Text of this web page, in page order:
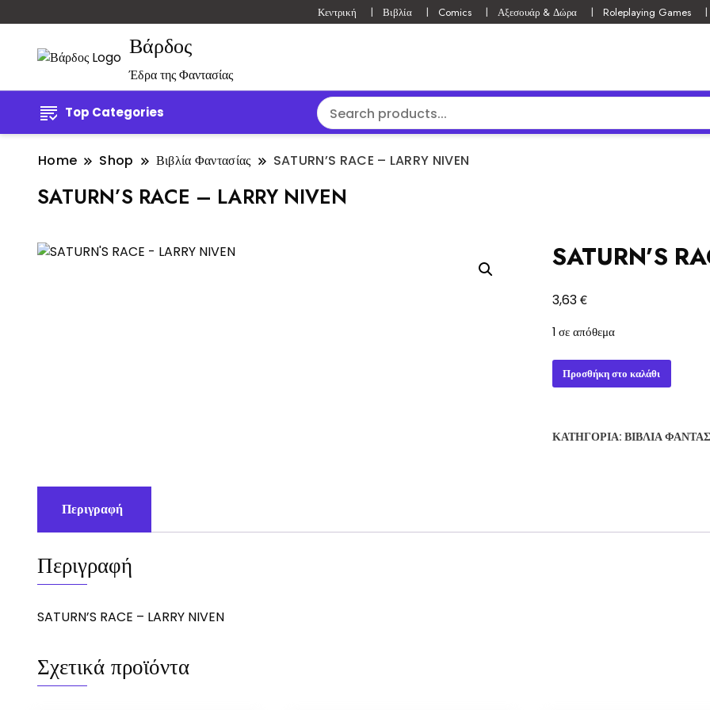
Κεντρική Βιβλία Comics Αξεσουάρ & Δώρα Roleplaying Games
Βάρδος
Έδρα της Φαντασίας
Top Categories
Home Shop Βιβλία Φαντασίας SATURN’S RACE – LARRY NIVEN
SATURN’S RACE – LARRY NIVEN
SATURN’S
3,63€
1 σε απόθεμα
SATURN'S
RACE
NIVEN
Προσθήκη στο καλάθι
ΚΑΤΗΓΟΡΊΑ: ΒΙΒΛΊΑ
Περιγραφή
Περιγραφή
SATURN’S RACE – LARRY NIVEN
Σχετικά προϊόντα